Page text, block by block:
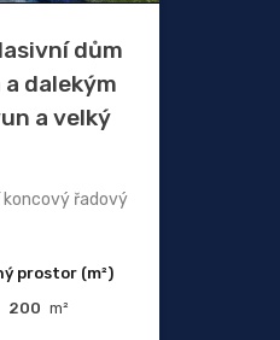
dům
dalekým
a velký
koncový řadový
prostor (m²)
200 m²